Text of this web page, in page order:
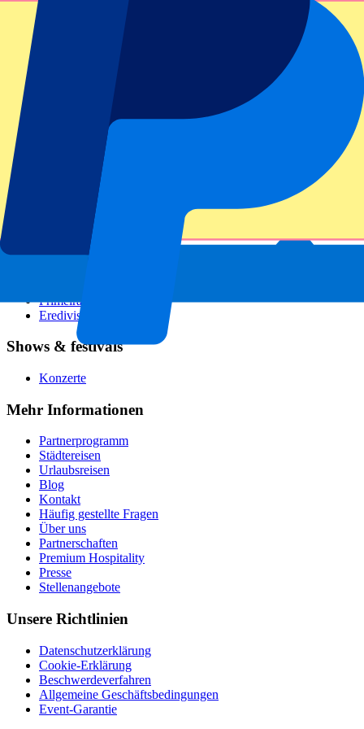
Alle Sportarten
Fußballligen
Champions League
Premier League
Serie A
Primeira Liga
Eredivisie
Shows & festivals
Konzerte
Mehr Informationen
Partnerprogramm
Städtereisen
Urlaubsreisen
Blog
Kontakt
Häufig gestellte Fragen
Über uns
Partnerschaften
Premium Hospitality
Presse
Stellenangebote
Unsere Richtlinien
Datenschutzerklärung
Cookie-Erklärung
Beschwerdeverfahren
Allgemeine Geschäftsbedingungen
Event-Garantie